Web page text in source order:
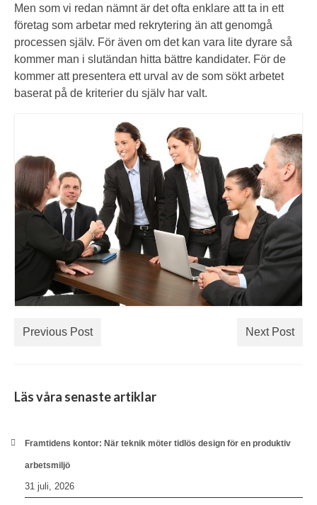
Men som vi redan nämnt är det ofta enklare att ta in ett
företag som arbetar med rekrytering än att genomgå
processen själv. För även om det kan vara lite dyrare så
kommer man i slutändan hitta bättre kandidater. För de
kommer att presentera ett urval av de som sökt arbetet
baserat på de kriterier du själv har valt.
Previous Post Next Post
Läs våra senaste artiklar
Framtidens kontor: När teknik möter tidlös design för en produktiv
arbetsmiljö
31 juli, 2026